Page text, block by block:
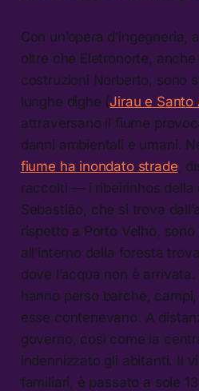
Con un’opera d’ingegneria,
oltre che Eletronorte, anche
costruzioni Norberto, sono
lunghe dighe (Jirau e Santo
attraversano il fiume
danni ambientali e umani.
fiume ha inondato strade ,
raccolti — i ribeirinhos della
Sebastião, che si trova
rispetto a Porto Velho,
all’interno della foresta
dove l’acqua non è
hanno perso barche,
esse contenevano. A
governo, così come la
indennizzato gli abitanti. Il
familiari, è passato a sole